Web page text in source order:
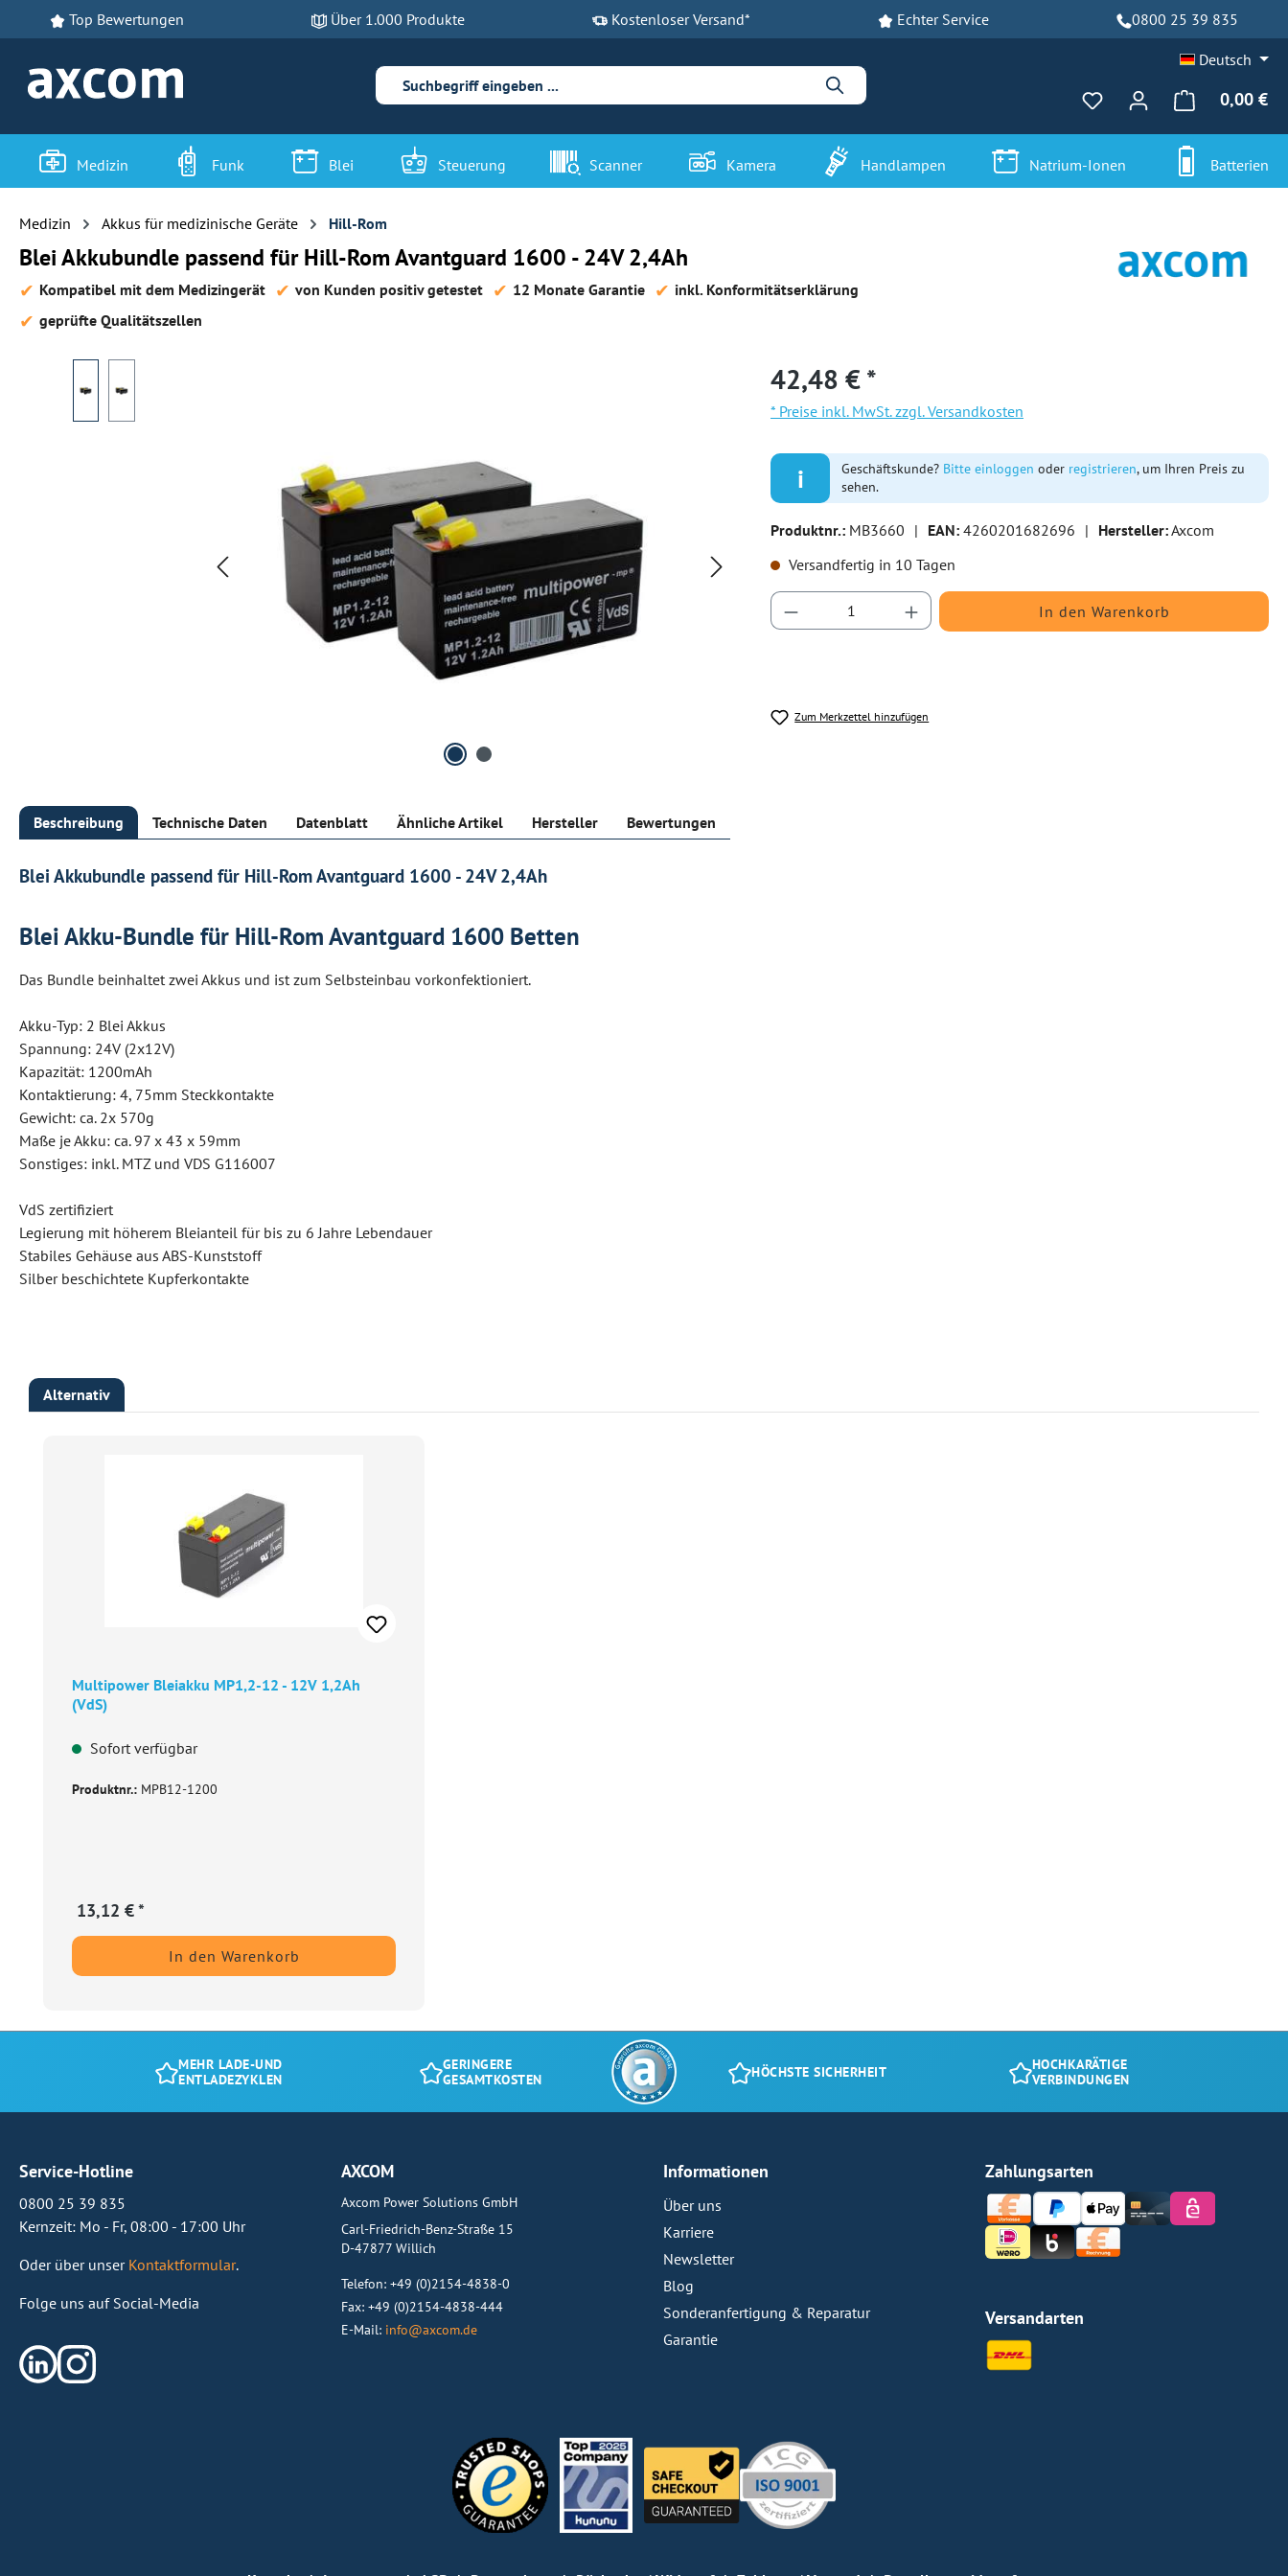
Hauptinhalt springen
Zur Suche springen
Zur Hauptnavigation springen
Top Bewertungen Über 1.000 Produkte Kostenloser Versand* Echter Service 0800 25 39 835
Deutsch
Du hast 0 Produkte auf
0,00 €
Medizin Funk Blei Steuerung Scanner Kamera Handlampen Natrium-Ionen Batterien
Medizin Akkus für medizinische Geräte Hill-Rom
Blei Akkubundle passend für Hill-Rom Avantguard 1600 - 24V 2,4Ah
Kompatibel mit dem Medizingerät von Kunden positiv getestet 12 Monate Garantie
inkl. Konformitätserklärung
geprüfte Qualitätszellen
42,48 € *
* Preise inkl. MwSt. zzgl. Versandkosten
i Geschäftskunde? Bitte einloggen oder registrieren, um Ihren Preis zu
sehen.
Produktnr.: MB3660 | EAN: 4260201682696 | Hersteller:Axcom
Versandfertig in 10 Tagen
Produkt Anzahl: Gib den gewünschten Wert ein
In den Warenkorb
Zum Merkzettel hinzufügen
Beschreibung Technische Daten Datenblatt Ähnliche Artikel Hersteller Bewertungen
Blei Akkubundle passend für Hill-Rom Avantguard 1600 - 24V 2,4Ah
Blei Akku-Bundle für Hill-Rom Avantguard 1600 Betten
Das Bundle beinhaltet zwei Akkus und ist zum Selbsteinbau vorkonfektioniert.
Akku-Typ: 2 Blei Akkus
Spannung: 24V (2x12V)
Kapazität: 1200mAh
Kontaktierung: 4, 75mm Steckkontakte
Gewicht: ca. 2x 570g
Maße je Akku: ca. 97 x 43 x 59mm
Sonstiges: inkl. MTZ und VDS G116007
VdS zertifiziert
Legierung mit höherem Bleianteil für bis zu 6 Jahre Lebendauer
Stabiles Gehäuse aus ABS-Kunststoff
Silber beschichtete Kupferkontakte
Alternativ
Multipower Bleiakku MP1,2-12 - 12V 1,2Ah
(VdS)
Sofort verfügbar
Produktnr.: MPB12-1200
13,12 € *
In den Warenkorb
MEHR LADE-UND
ENTLADEZYKLEN
GERINGERE
GESAMTKOSTEN
HÖCHSTE SICHERHEIT
HOCHKARÄTIGE
VERBINDUNGEN
Service-Hotline
0800 25 39 835
Kernzeit: Mo - Fr, 08:00 - 17:00 Uhr
Oder über unser Kontaktformular.
Folge uns auf Social-Media
AXCOM
Axcom Power Solutions GmbH
Carl-Friedrich-Benz-Straße 15
D-47877 Willich
Telefon: +49 (0)2154-4838-0
Fax: +49 (0)2154-4838-444
E-Mail: info@axcom.de
Informationen
Über uns
Karriere
Newsletter
Blog
Sonderanfertigung & Reparatur
Garantie
Zahlungsarten
Versandarten